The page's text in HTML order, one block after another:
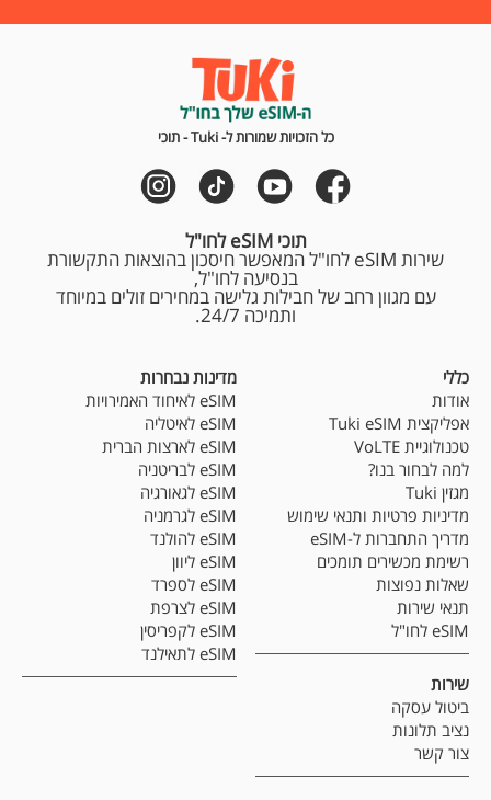
כל הזכויות שמורות ל- Tuki - תוכי
תוכי eSIM לחו"ל
שירות eSIM לחו"ל המאפשר חיסכון בהוצאות התקשורת
בנסיעה לחו"ל,
עם מגוון רחב של חבילות גלישה במחירים זולים במיוחד
ותמיכה 24/7.
כללי
אודות
אפליקצית Tuki eSIM
טכנולוגיית VoLTE
למה לבחור בנו?
מגזין Tuki
מדיניות פרטיות ותנאי שימוש
מדריך התחברות ל-eSIM
רשימת מכשירים תומכים
שאלות נפוצות
תנאי שירות
eSIM לחו"ל
שירות
ביטול עסקה
נציב תלונות
צור קשר
מדינות נבחרות
eSIM לאיחוד האמירויות
eSIM לאיטליה
eSIM לארצות הברית
eSIM לבריטניה
eSIM לגאורגיה
eSIM לגרמניה
eSIM להולנד
eSIM ליוון
eSIM לספרד
eSIM לצרפת
eSIM לקפריסין
eSIM לתאילנד